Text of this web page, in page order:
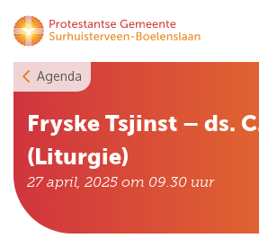
Skip
to
Agenda
Fryske Tsjinst – ds.
(Liturgie)
27 april, 2025 om 09.30 uur